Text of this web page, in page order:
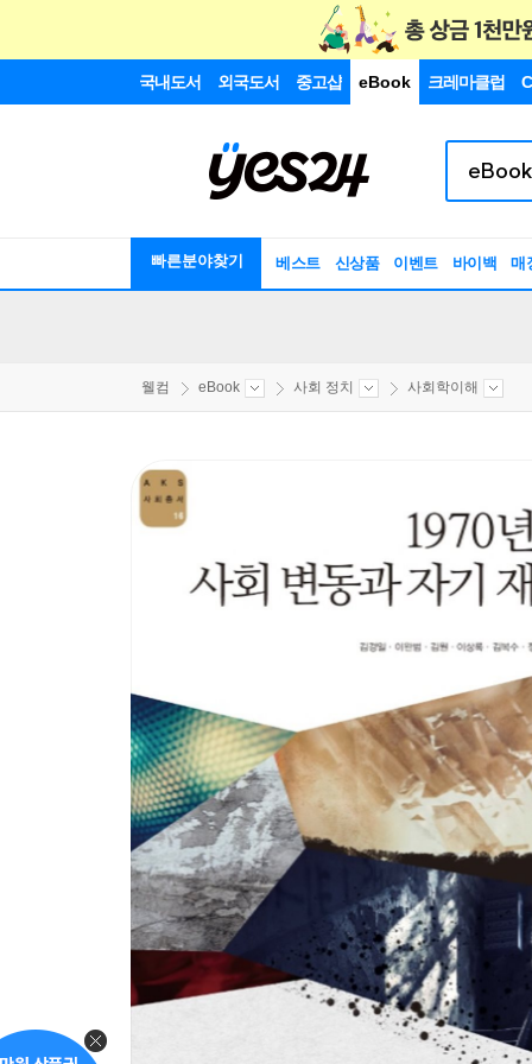
국내도서 외국도서 중고샵 eBook 크레마클럽
빠른분야찾기 베스트 신상품 이벤트 바이백 매
웰컴 eBook 사회 정치 사회학이해